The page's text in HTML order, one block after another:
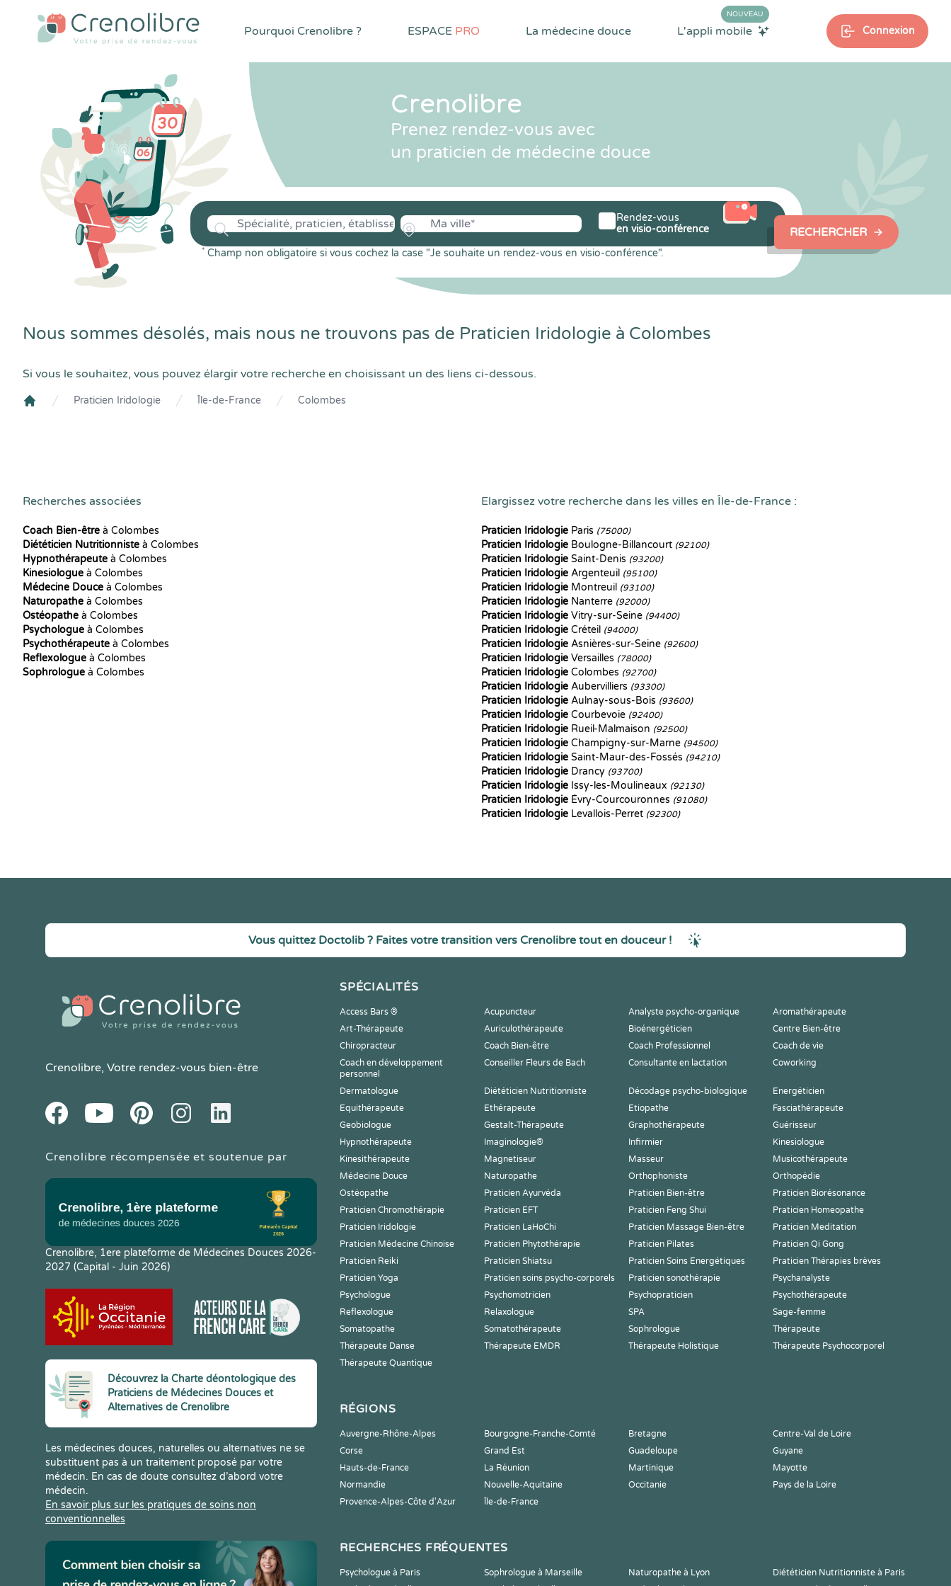
Pourquoi Crenolibre ? ESPACE PRO La médecine douce L'appli mobile
NOUVEAU
Connexion
Crenolibre
Prenez rendez-vous avec
un praticien de médecine douce
* Champ non obligatoire si vous cochez la case "Je souhaite un rendez-vous en visio-conférence".
Rendez-vous
en visio-conférence
RECHERCHER
Nous sommes désolés, mais nous ne trouvons pas de Praticien Iridologie à Colombes
Si vous le souhaitez, vous pouvez élargir votre recherche en choisissant un des liens ci-dessous.
Praticien Iridologie Île-de-France Colombes
Recherches associées
Coach Bien-être à Colombes
Diététicien Nutritionniste à Colombes
Hypnothérapeute à Colombes
Kinesiologue à Colombes
Médecine Douce à Colombes
Naturopathe à Colombes
Ostéopathe à Colombes
Psychologue à Colombes
Psychothérapeute à Colombes
Reflexologue à Colombes
Sophrologue à Colombes
Elargissez votre recherche dans les villes en Île-de-France :
Praticien Iridologie Paris (75000)
Praticien Iridologie Boulogne-Billancourt (92100)
Praticien Iridologie Saint-Denis (93200)
Praticien Iridologie Argenteuil (95100)
Praticien Iridologie Montreuil (93100)
Praticien Iridologie Nanterre (92000)
Praticien Iridologie Vitry-sur-Seine (94400)
Praticien Iridologie Créteil (94000)
Praticien Iridologie Asnières-sur-Seine (92600)
Praticien Iridologie Versailles (78000)
Praticien Iridologie Colombes (92700)
Praticien Iridologie Aubervilliers (93300)
Praticien Iridologie Aulnay-sous-Bois (93600)
Praticien Iridologie Courbevoie (92400)
Praticien Iridologie Rueil-Malmaison (92500)
Praticien Iridologie Champigny-sur-Marne (94500)
Praticien Iridologie Saint-Maur-des-Fossés (94210)
Praticien Iridologie Drancy (93700)
Praticien Iridologie Issy-les-Moulineaux (92130)
Praticien Iridologie Évry-Courcouronnes (91080)
Praticien Iridologie Levallois-Perret (92300)
Vous quittez Doctolib ? Faites votre transition vers Crenolibre tout en douceur !
Crenolibre, Votre rendez-vous bien-être
FacebookYoutube PinteresetInstagramLinkedIn
Crenolibre récompensée et soutenue par
Crenolibre, 1ere plateforme de Médecines Douces 2026-
2027 (Capital - Juin 2026)
Découvrez la Charte déontologique des
Praticiens de Médecines Douces et
Alternatives de Crenolibre
Les médecines douces, naturelles ou alternatives ne se
substituent pas à un traitement proposé par votre
médecin. En cas de doute consultez d’abord votre
médecin.
En savoir plus sur les pratiques de soins non
conventionnelles
SPÉCIALITÉS
Access Bars ® Acupuncteur Analyste psycho-organique
Aromathérapeute
Art-Thérapeute
Auriculothérapeute Bioénergéticien
Centre Bien-être
Chiropracteur
Coach Bien-être Coach Professionnel
Coach de vie
Coach en développement
personnel
Conseiller Fleurs de Bach Consultante en lactation Coworking
Dermatologue Diététicien Nutritionniste Décodage psycho-biologique
Energéticien
Equithérapeute
Ethérapeute Etiopathe
Fasciathérapeute
Geobiologue
Gestalt-Thérapeute Graphothérapeute
Guérisseur
Hypnothérapeute
Imaginologie® Infirmier
Kinesiologue
Kinesithérapeute
Magnetiseur Masseur
Musicothérapeute
Médecine Douce
Naturopathe Orthophoniste
Orthopédie
Ostéopathe
Praticien Ayurvéda Praticien Bien-être
Praticien Biorésonance
Praticien Chromothérapie
Praticien EFT Praticien Feng Shui
Praticien Homeopathe
Praticien Iridologie
Praticien LaHoChi Praticien Massage Bien-être
Praticien Meditation
Praticien Médecine Chinoise
Praticien Phytothérapie Praticien Pilates
Praticien Qi Gong
Praticien Reiki
Praticien Shiatsu Praticien Soins Energétiques
Praticien Thérapies brèves
Praticien Yoga
Praticien soins psycho-corporels Praticien sonothérapie
Psychanalyste
Psychologue
Psychomotricien Psychopraticien
Psychothérapeute
Reflexologue
Relaxologue SPA
Sage-femme
Somatopathe
Somatothérapeute Sophrologue
Thérapeute
Thérapeute Danse
Thérapeute EMDR Thérapeute Holistique
Thérapeute Psychocorporel
Thérapeute Quantique
RÉGIONS
Auvergne-Rhône-Alpes Bourgogne-Franche-Comté Bretagne
Centre-Val de Loire
Corse
Grand Est Guadeloupe
Guyane
Hauts-de-France
La Réunion Martinique
Mayotte
Normandie
Nouvelle-Aquitaine Occitanie
Pays de la Loire
Provence-Alpes-Côte d'Azur
Île-de-France
RECHERCHES FRÉQUENTES
Psychologue à Paris Sophrologue à Marseille Naturopathe à Lyon
Diététicien Nutritionniste à Paris